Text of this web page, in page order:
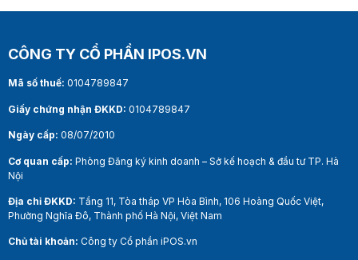
CÔNG TY CỔ PHẦN IPOS.VN
Mã số thuế: 0104789847
Giấy chứng nhận ĐKKD: 0104789847
Ngày cấp: 08/07/2010
Cơ quan cấp: Phòng Đăng ký kinh doanh – Sở kế hoạch & đầu tư TP. Hà
Nội
Địa chỉ ĐKKD: Tầng 11, Tòa tháp VP Hòa Bình, 106 Hoàng Quốc Việt,
Phường Nghĩa Đô, Thành phố Hà Nội, Việt Nam
Chủ tài khoản: Công ty Cổ phần iPOS.vn